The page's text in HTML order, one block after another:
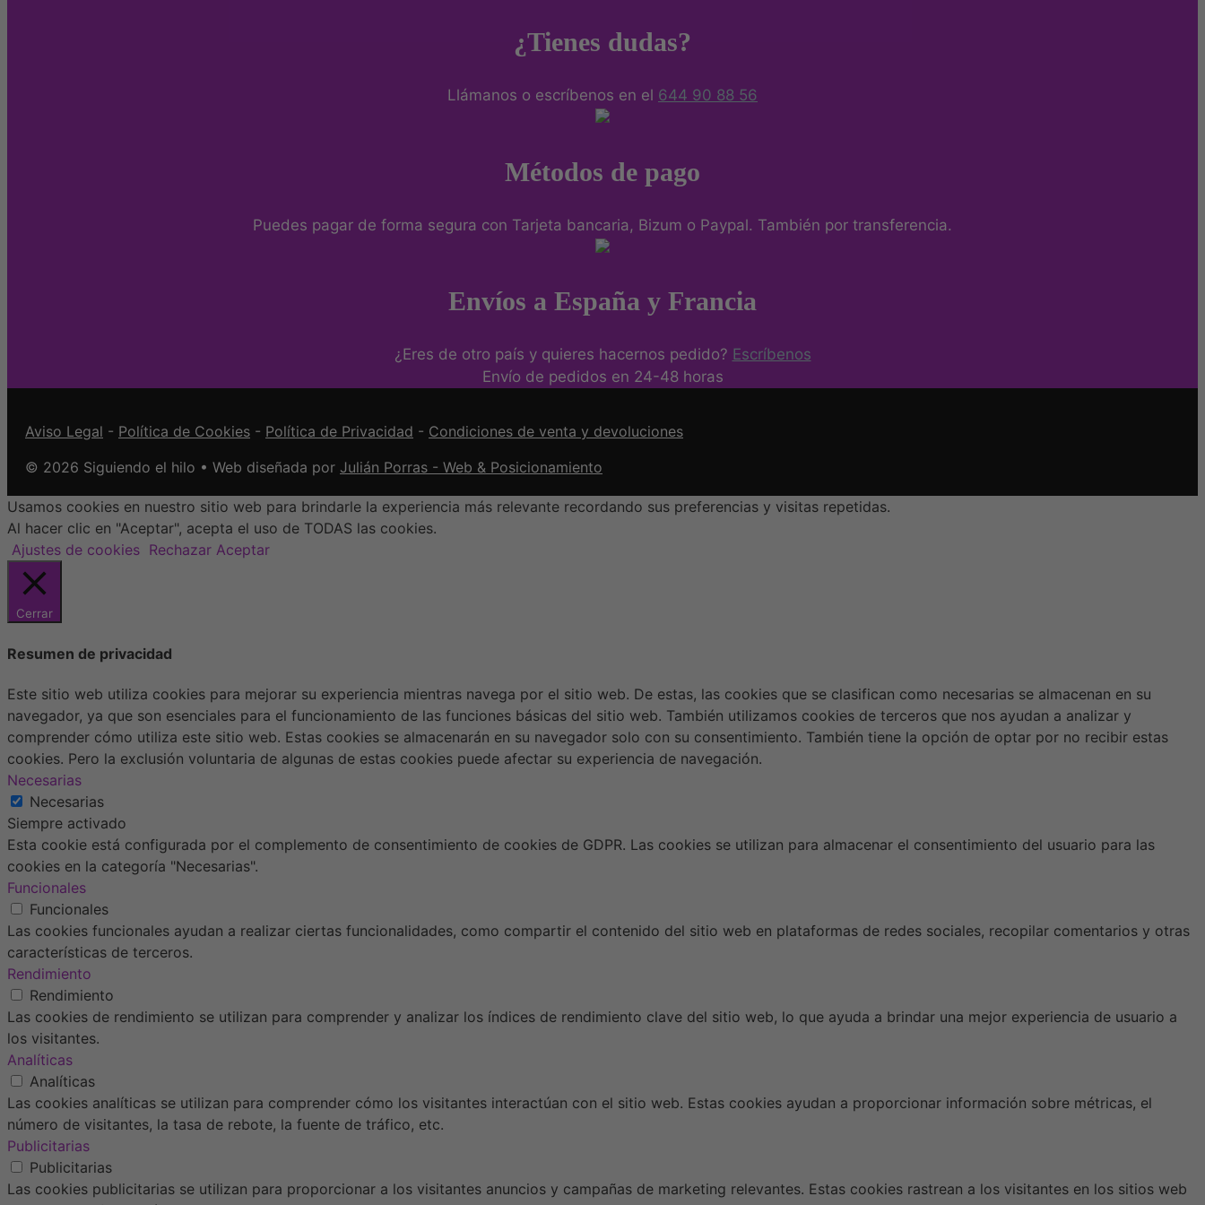
¿Tienes dudas?
Llámanos o escríbenos en el 644 90 88 56
Métodos de pago
Puedes pagar de forma segura con Tarjeta bancaria, Bizum o Paypal. También por transferencia.
Envíos a España y Francia
¿Eres de otro país y quieres hacernos pedido? Escríbenos
Envío de pedidos en 24-48 horas
Aviso Legal - Política de Cookies - Política de Privacidad - Condiciones de venta y devoluciones
© 2026 Siguiendo el hilo • Web diseñada por Julián Porras - Web & Posicionamiento
Usamos cookies en nuestro sitio web para brindarle la experiencia más relevante recordando sus preferencias y visitas repetidas.
Al hacer clic en "Aceptar", acepta el uso de TODAS las cookies.
Ajustes de cookies Rechazar Aceptar
Cerrar
Resumen de privacidad
Este sitio web utiliza cookies para mejorar su experiencia mientras navega por el sitio web. De estas, las cookies que se clasifican como necesarias se almacenan en su
navegador, ya que son esenciales para el funcionamiento de las funciones básicas del sitio web. También utilizamos cookies de terceros que nos ayudan a analizar y
comprender cómo utiliza este sitio web. Estas cookies se almacenarán en su navegador solo con su consentimiento. También tiene la opción de optar por no recibir estas
cookies. Pero la exclusión voluntaria de algunas de estas cookies puede afectar su experiencia de navegación.
Necesarias
Necesarias
Siempre activado
Esta cookie está configurada por el complemento de consentimiento de cookies de GDPR. Las cookies se utilizan para almacenar el consentimiento del usuario para las
cookies en la categoría "Necesarias".
Funcionales
Funcionales
Las cookies funcionales ayudan a realizar ciertas funcionalidades, como compartir el contenido del sitio web en plataformas de redes sociales, recopilar comentarios y otras
características de terceros.
Rendimiento
Rendimiento
Las cookies de rendimiento se utilizan para comprender y analizar los índices de rendimiento clave del sitio web, lo que ayuda a brindar una mejor experiencia de usuario a
los visitantes.
Analíticas
Analíticas
Las cookies analíticas se utilizan para comprender cómo los visitantes interactúan con el sitio web. Estas cookies ayudan a proporcionar información sobre métricas, el
número de visitantes, la tasa de rebote, la fuente de tráfico, etc.
Publicitarias
Publicitarias
Las cookies publicitarias se utilizan para proporcionar a los visitantes anuncios y campañas de marketing relevantes. Estas cookies rastrean a los visitantes en los sitios web